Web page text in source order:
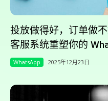
投放做得好，订单做
客服系统重塑你的
WhatsApp 2025年12月23日